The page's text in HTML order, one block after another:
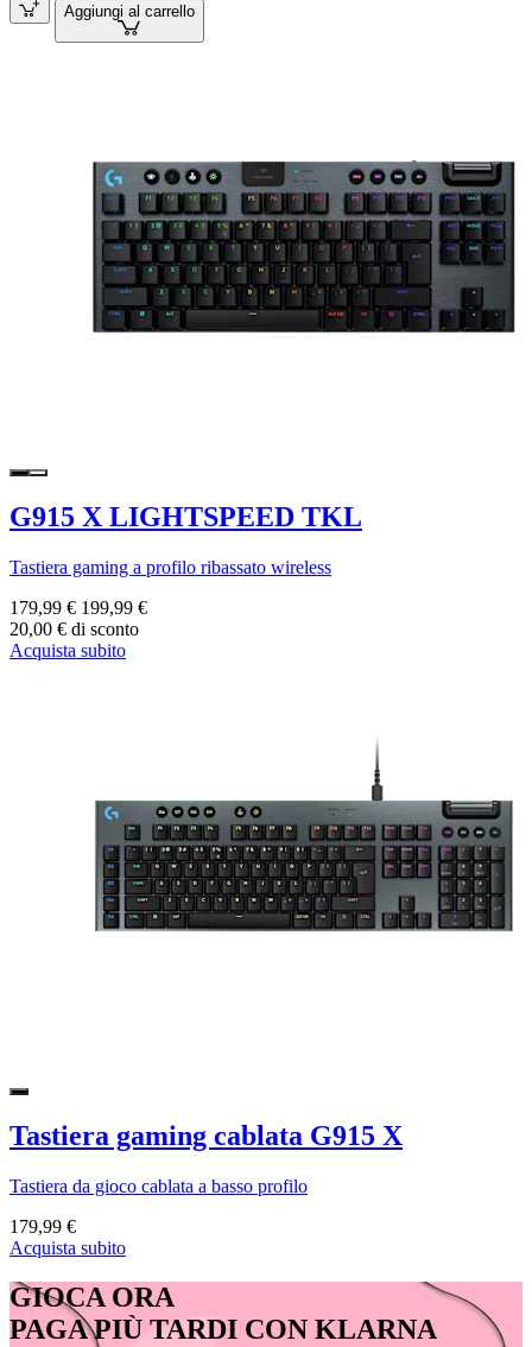
Aggiungi al carrello
G915 X LIGHTSPEED TKL
Tastiera gaming a profilo ribassato wireless
179,99 € 199,99 €
20,00 € di sconto
Acquista subito
Tastiera gaming cablata G915 X
Tastiera da gioco cablata a basso profilo
179,99 €
Acquista subito
GIOCA ORA
PAGA PIÙ TARDI CON KLARNA